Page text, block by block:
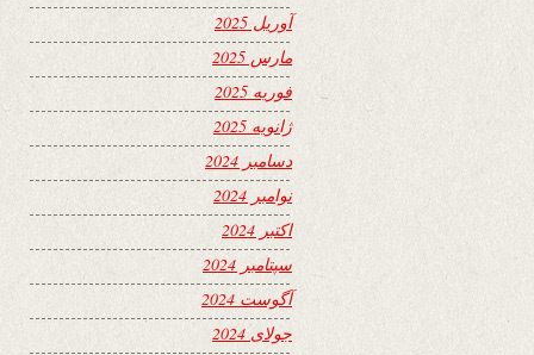
آوریل 2025
مارس 2025
فوریه 2025
ژانویه 2025
دسامبر 2024
نوامبر 2024
اکتبر 2024
سپتامبر 2024
آگوست 2024
جولای 2024